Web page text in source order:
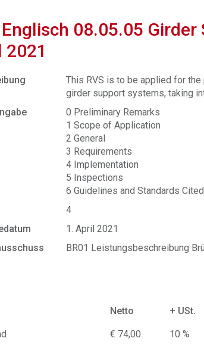
Englisch 08.05.05
2021
This RVS is to be applied for
girder support systems, taking
0 Preliminary Remarks
1 Scope of Application
2 General
3 Requirements
4 Implementation
5 Inspections
6 Guidelines and Standards Cited
4
1. April 2021
BR01 Leistungsbeschreibung
Netto + USt.
€ 74,00 10 %